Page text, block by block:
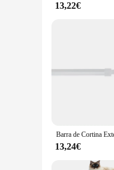
13,22€
13,24€